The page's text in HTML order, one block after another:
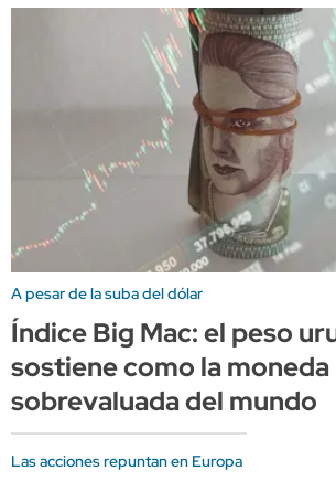
A pesar de la suba del dólar
Índice Big Mac: el peso
sostiene como la moneda
sobrevaluada del mundo
Las acciones repuntan en Europa